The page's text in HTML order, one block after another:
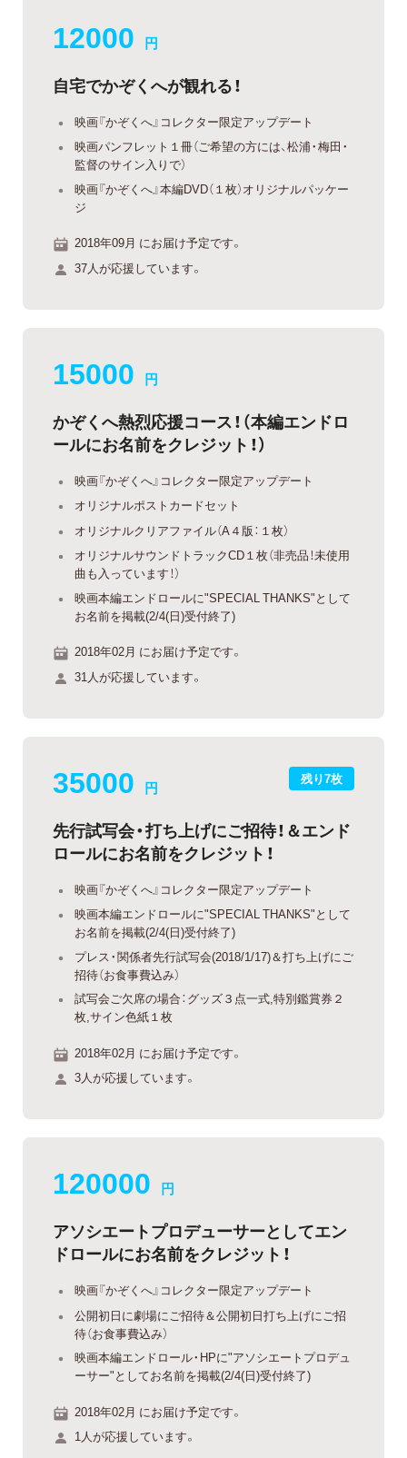
12000 円
自宅でかぞくへが観れる！
映画『かぞくへ』コレクター限定アップデート
映画パンフレット１冊（ご希望の方には、松浦・梅田・
監督のサイン入りで）
映画『かぞくへ』本編DVD（１枚）オリジナルパッケー
ジ
2018年09月 にお届け予定です。
37人が応援しています。
15000 円
かぞくへ熱烈応援コース！（本編エンドロ
ールにお名前をクレジット！）
映画『かぞくへ』コレクター限定アップデート
オリジナルポストカードセット
オリジナルクリアファイル（A４版：１枚）
オリジナルサウンドトラックCD１枚（非売品！未使用
曲も入っています！）
映画本編エンドロールに"SPECIAL THANKS"として
お名前を掲載(2/4(日)受付終了)
2018年02月 にお届け予定です。
31人が応援しています。
残り7枚
35000 円
先行試写会・打ち上げにご招待！＆エンド
ロールにお名前をクレジット！
映画『かぞくへ』コレクター限定アップデート
映画本編エンドロールに"SPECIAL THANKS"として
お名前を掲載(2/4(日)受付終了)
プレス・関係者先行試写会(2018/1/17)＆打ち上げにご
招待（お食事費込み）
試写会ご欠席の場合：グッズ３点一式,特別鑑賞券２
枚,サイン色紙１枚
2018年02月 にお届け予定です。
3人が応援しています。
120000 円
アソシエートプロデューサーとしてエン
ドロールにお名前をクレジット！
映画『かぞくへ』コレクター限定アップデート
公開初日に劇場にご招待＆公開初日打ち上げにご招
待（お食事費込み）
映画本編エンドロール・HPに"アソシエートプロデュ
ーサー"としてお名前を掲載(2/4(日)受付終了)
2018年02月 にお届け予定です。
1人が応援しています。